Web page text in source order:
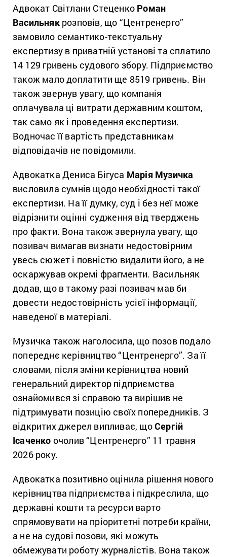
Адвокат Світлани Стеценко Роман
Васильнякрозповів, що “Центренерго”
замовило семантико-текстуальну
експертизу в приватній установі та сплатило
14 129 гривень судового збору. Підприємство
також мало доплатити ще 8519 гривень. Він
також звернув увагу, що компанія
оплачувала ці витрати державним коштом,
так само як і проведення експертизи.
Водночас її вартість представникам
відповідачів не повідомили.
Адвокатка Дениса Бігуса Марія Музичка
висловила сумнів щодо необхідності такої
експертизи. На її думку, суд і без неї може
відрізнити оцінні судження від тверджень
про факти. Вона також звернула увагу, що
позивач вимагав визнати недостовірним
увесь сюжет і повністю видалити його, а не
оскаржував окремі фрагменти. Васильняк
додав, що в такому разі позивач мав би
довести недостовірність усієї інформації,
наведеної в матеріалі.
Музичка також наголосила, що позов подало
попереднє керівництво “Центренерго”. За її
словами, після зміни керівництва новий
генеральний директор підприємства
ознайомився зі справою та вирішив не
підтримувати позицію своїх попередників. З
відкритих джерел випливає, щоСергій
Ісаченко очолив “Центренерго” 11 травня
2026 року.
Адвокатка позитивно оцінила рішення нового
керівництва підприємства і підкреслила, що
державні кошти та ресурси варто
спрямовувати на пріоритетні потреби країни,
а не на судові позови, які можуть
обмежувати роботу журналістів. Вона також